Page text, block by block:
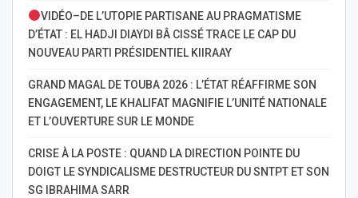
VIDÉO–DE L’UTOPIE PARTISANE AU PRAGMATISME
D’ÉTAT : EL HADJI DIAYDI BÂ CISSÉ TRACE LE CAP DU
NOUVEAU PARTI PRÉSIDENTIEL KIIRAAY
GRAND MAGAL DE TOUBA 2026 : L’ÉTAT RÉAFFIRME SON
ENGAGEMENT, LE KHALIFAT MAGNIFIE L’UNITÉ NATIONALE
ET L’OUVERTURE SUR LE MONDE
CRISE À LA POSTE : QUAND LA DIRECTION POINTE DU
DOIGT LE SYNDICALISME DESTRUCTEUR DU SNTPT ET SON
SG IBRAHIMA SARR